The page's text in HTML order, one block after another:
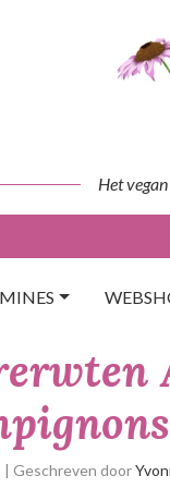
Het
| Geschreven door